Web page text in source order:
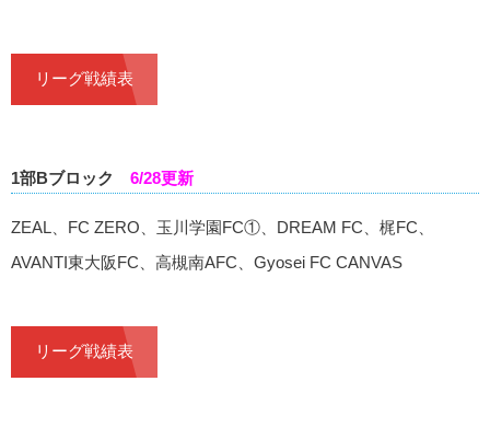
リーグ戦績表
1部Bブロック 6/28更新
ZEAL、FC ZERO、玉川学園FC①、DREAM FC、梶FC、
AVANTI東大阪FC、高槻南AFC、Gyosei FC CANVAS
リーグ戦績表